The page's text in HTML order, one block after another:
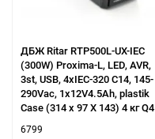
ДБЖ Ritar RTP500L-UX-IEC
(300W) Proxima-L, LED, AVR,
3st, USB, 4xIEC-320 C14, 145-
290Vac, 1x12V4.5Ah, plastik
Case (314 x 97 X 143) 4 кг Q4
6799